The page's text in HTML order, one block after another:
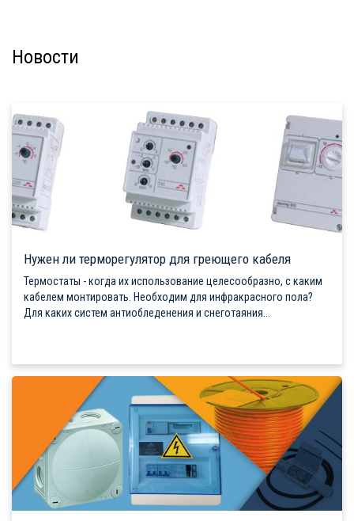
Новости
Нужен ли терморегулятор для греющего кабеля
Термостаты - когда их использование целесообразно, с каким
кабелем монтировать. Необходим для инфракрасного пола?
Для каких систем антиобледенения и снеготаяния...